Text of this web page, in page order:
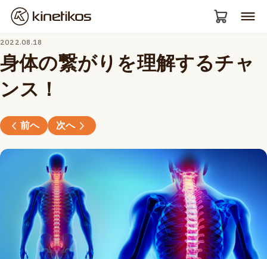
2022.08.18
身体の繋がりを理解するチャ
ンス！
前へ 次へ